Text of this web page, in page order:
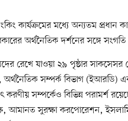
কার্যক্রমের মধ্যে অন্যতম প্রধান
অর্থনৈতিক দর্শনের সঙ্গে সংগতি
রেখে যাওয়া ২৯ পৃষ্ঠার সাকসেসর
সম্পর্ক বিভাগ (ইআরডি)
সম্পর্কেও বিভিন্ন পরামর্শ
আমানত সুরক্ষা করপোরেশন,